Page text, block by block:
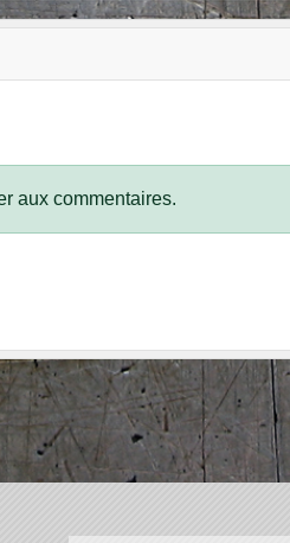
aux commentaires.